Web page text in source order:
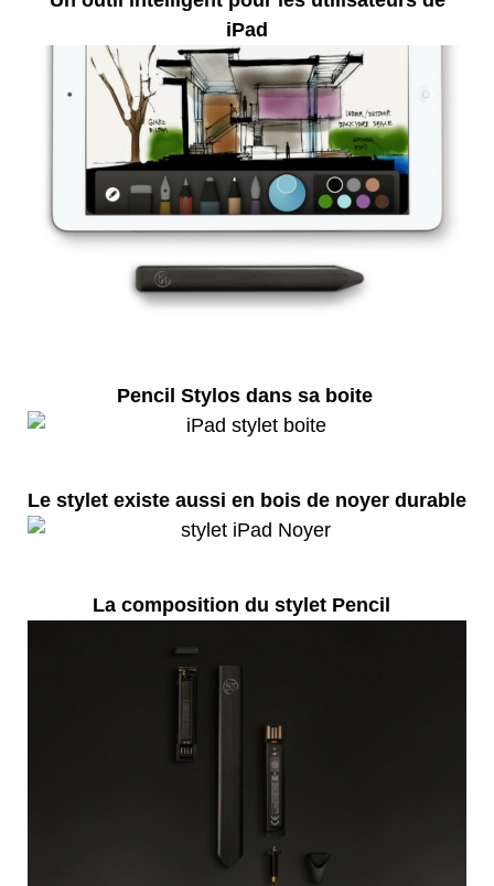
iPad
Pencil Stylos dans sa boite
Le stylet existe aussi en bois de noyer durable
La composition du stylet Pencil